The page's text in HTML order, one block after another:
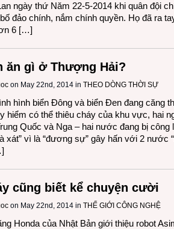
ngày thứ Năm 22-5-2014 khi quân đội
đảo chính, nắm chính quyền. Họ đã ra
6 […]
ăn gì ở Thượng Hải?
on May 22nd, 2014 in THEO DÒNG THỜI SỰ
hình biển Đông và biển Đen đang căng
hiểm có thể thiêu cháy của khu vực, hai
Quốc và Nga – hai nước đang bị công
xát” vì là “đương sự” gây hấn với 2 nước
cũng biết kể chuyện cười
on May 22nd, 2014 in THẾ GIỚI CÔNG NGHỆ
Honda của Nhật Bản giới thiệu robot